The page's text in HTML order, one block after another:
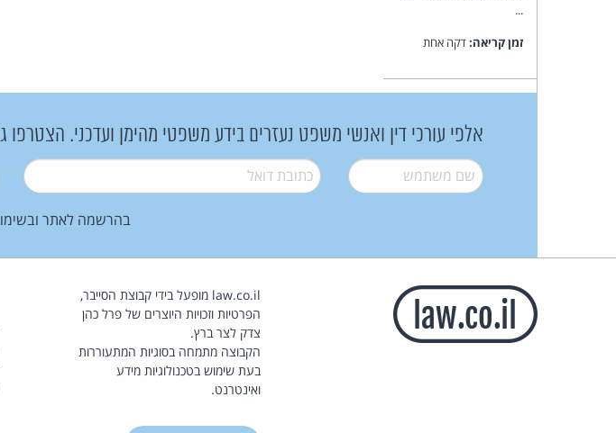
...
זמן קריאה:דקה אחת
אלפי עורכי דין ואנשי משפט נעזרים בידע משפטי מהימן ועדכני.
שם משתמש* דואל*
בהרשמה לאתר
law.co.il מופעל בידי קבוצת הסייבר,
הפרטיות וזכויות היוצרים של פרל כהן
צדק לצר ברץ.
הקבוצה מתמחה בסוגיות המתעוררות
בעת שימוש בטכנולוגיות מידע
ואינטרנט.